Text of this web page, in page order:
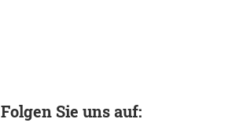
Folgen Sie uns auf: